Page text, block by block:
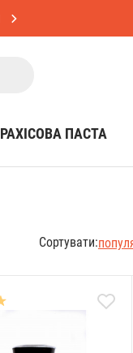
ПАСТА
Сортувати: